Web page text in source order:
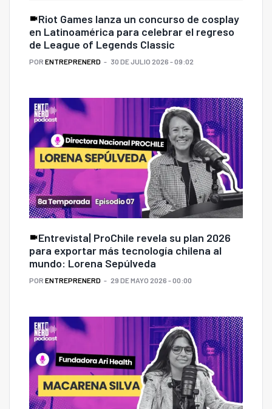
Riot Games lanza un concurso de cosplay
en Latinoamérica para celebrar el regreso
de League of Legends Classic
POR ENTREPRENERD 30 DE JULIO 2026 - 09:02
Entrevista| ProChile revela su plan 2026
para exportar más tecnología chilena al
mundo: Lorena Sepúlveda
POR ENTREPRENERD 29 DE MAYO 2026 - 00:00